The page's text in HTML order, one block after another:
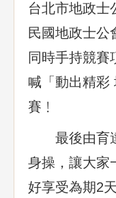
台北市地政士
民國地政士公
同時手持競賽
喊「動出精彩
賽﹗
最後由育達
身操，讓大家
好享受為期2